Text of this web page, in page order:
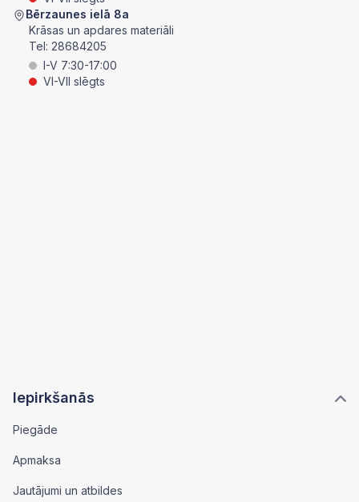
Iepirkšanās
Piegāde
Apmaksa
Jautājumi un atbildes
Bērzaunes ielā 8a
Krāsas un apdares materiāli
Tel: 28684205
I-V 7:30-17:00
VI-VII slēgts